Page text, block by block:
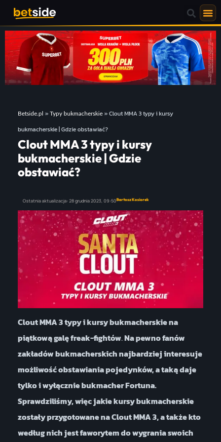
Betside.pl » Typy bukmacherskie»Clout MMA 3 typy i kursy
bukmacherskie | Gdzie obstawiać?
Clout MMA 3 typy i kursy
bukmacherskie | Gdzie
obstawiać?
Ostatnia aktualizacja: 28 grudnia 2023, 09:50Bartosz Kosiorek
Clout MMA 3 typy i kursy bukmacherskie na
piątkową galę freak-fightów.Na pewno fanów
zakładów bukmacherskich najbardziej interesuje
możliwość obstawiania pojedynków, a taką daje
tylko i wyłącznie bukmacher Fortuna.
Sprawdziliśmy, więc jakie kursy bukmacherskie
zostały przygotowane na Clout MMA 3, a także kto
według nich jest faworytem do wygrania swoich